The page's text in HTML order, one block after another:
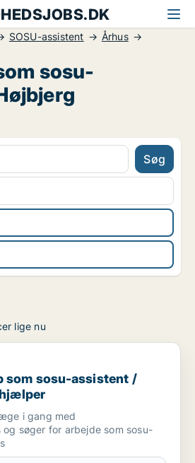
SOSU-assistent
Århus
sosu-
Søg
lige nu
sosu-assistent / forsker / sosu-hjælper
som sosu-assistent /
i gang med
søger for arbejde som sosu-